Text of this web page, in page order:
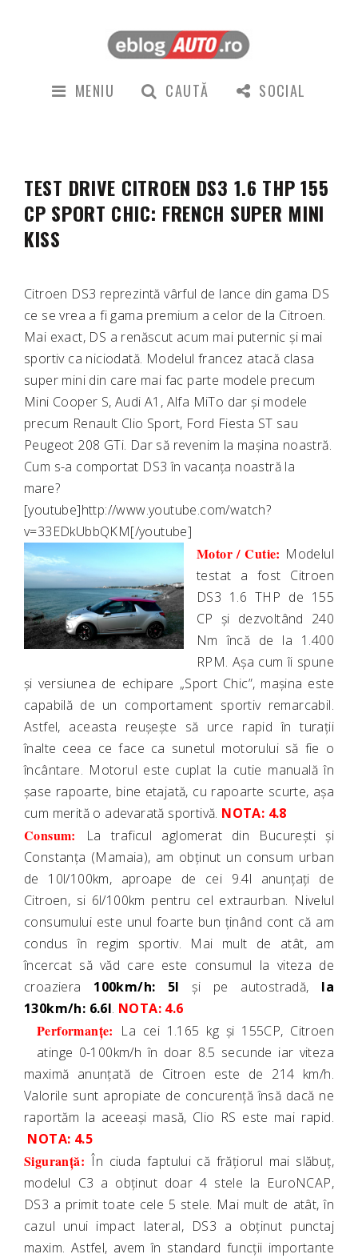
MENIU CAUTĂ SOCIAL
TEST DRIVE CITROEN DS3 1.6 THP 155
CP SPORT CHIC: FRENCH SUPER MINI
KISS
Citroen DS3 reprezintă vârful de lance din gama DS
ce se vrea a fi gama premium a celor de la Citroen.
Mai exact, DS a renăscut acum mai puternic și mai
sportiv ca niciodată. Modelul francez atacă clasa
super mini din care mai fac parte modele precum
Mini Cooper S, Audi A1, Alfa MiTo dar și modele
precum Renault Clio Sport, Ford Fiesta ST sau
Peugeot 208 GTi. Dar să revenim la mașina noastră.
Cum s-a comportat DS3 în vacanța noastră la
mare?
[youtube]http://www.youtube.com/watch?
v=33EDkUbbQKM[/youtube]
Motor / Cutie: Modelul
testat a fost Citroen
DS3 1.6 THP de 155
CP și dezvoltând 240
Nm încă de la 1.400
RPM. Așa cum îi spune
și versiunea de echipare „Sport Chic”, mașina este
capabilă de un comportament sportiv remarcabil.
Astfel, aceasta reușește să urce rapid în turații
înalte ceea ce face ca sunetul motorului să fie o
încântare. Motorul este cuplat la cutie manuală în
șase rapoarte, bine etajată, cu rapoarte scurte, așa
cum merită o adevarată sportivă. NOTA: 4.8
Consum:
La traficul aglomerat din București și
Constanța (Mamaia), am obținut un consum urban
de 10l/100km, aproape de cei 9.4l anunțați de
Citroen, si 6l/100km pentru cel extraurban. Nivelul
consumului este unul foarte bun ținând cont că am
condus în regim sportiv. Mai mult de atât, am
încercat să văd care este consumul la viteza de
croaziera 100km/h: 5l și pe autostradă, la
130km/h: 6.6l. NOTA: 4.6
Performanțe: La cei 1.165 kg și 155CP, Citroen
atinge 0-100km/h în doar 8.5 secunde iar viteza
maximă anunțată de Citroen este de 214 km/h.
Valorile sunt apropiate de concurență însă dacă ne
raportăm la aceeași masă, Clio RS este mai rapid.
NOTA: 4.5
Siguranță:În ciuda faptului că frățiorul mai slăbuț,
modelul C3 a obținut doar 4 stele la EuroNCAP,
DS3 a primit toate cele 5 stele. Mai mult de atât, în
cazul unui impact lateral, DS3 a obținut punctaj
maxim. Astfel, avem în standard funcții importante